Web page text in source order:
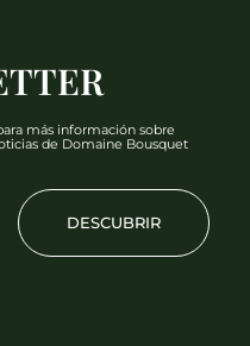
más información sobre
de Domaine Bousquet
DESCUBRIR